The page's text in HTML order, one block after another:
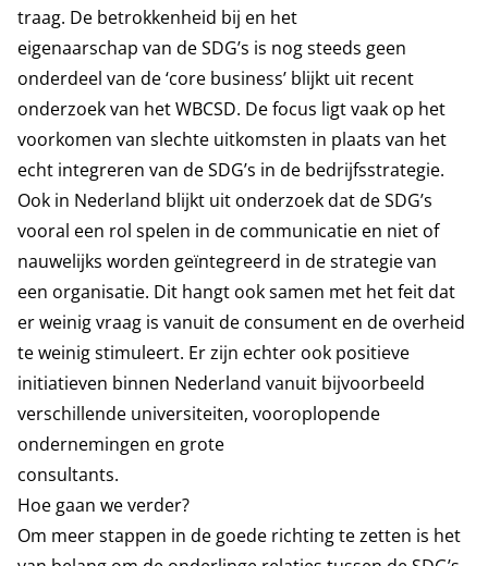
traag. De betrokkenheid bij en het
eigenaarschap van de SDG’s is nog steeds geen
onderdeel van de ‘core business’ blijkt uit recent
onderzoek van het WBCSD. De focus ligt vaak op het
voorkomen van slechte uitkomsten in plaats van het
echt integreren van de SDG’s in de bedrijfsstrategie.
Ook in Nederland blijkt uit onderzoek dat de SDG’s
vooral een rol spelen in de communicatie en niet of
nauwelijks worden geïntegreerd in de strategie van
een organisatie. Dit hangt ook samen met het feit dat
er weinig vraag is vanuit de consument en de overheid
te weinig stimuleert. Er zijn echter ook positieve
initiatieven binnen Nederland vanuit bijvoorbeeld
verschillende universiteiten, vooroplopende
ondernemingen en grote
consultants.
Hoe gaan we verder?
Om meer stappen in de goede richting te zetten is het